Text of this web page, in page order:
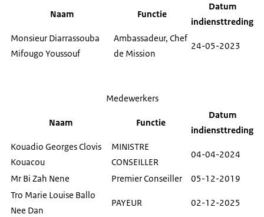
Naam Functie
Datum
indiensttreding
Monsieur Diarrassouba
Mifougo Youssouf
Ambassadeur, Chef
de Mission
24-05-2023
Medewerkers
Naam Functie
Datum
indiensttreding
Kouadio Georges Clovis
Kouacou
MINISTRE
CONSEILLER
04-04-2024
Mr Bi Zah Nene Premier Conseiller
05-12-2019
Tro Marie Louise Ballo
Nee Dan
PAYEUR 02-12-2025